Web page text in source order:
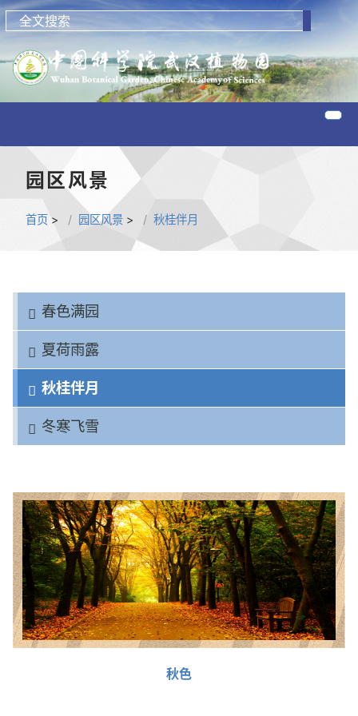
园区风景
首页 > 园区风景 > 秋桂伴月
春色满园
夏荷雨露
秋桂伴月
冬寒飞雪
秋色